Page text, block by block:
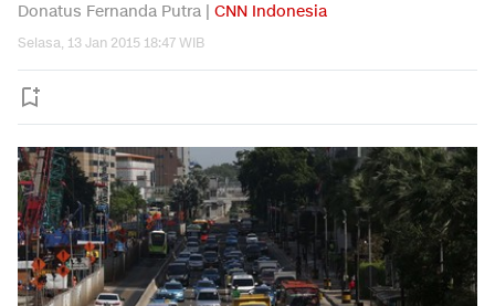
Donatus Fernanda Putra | CNN Indonesia
Selasa, 13 Jan 2015 18:47 WIB